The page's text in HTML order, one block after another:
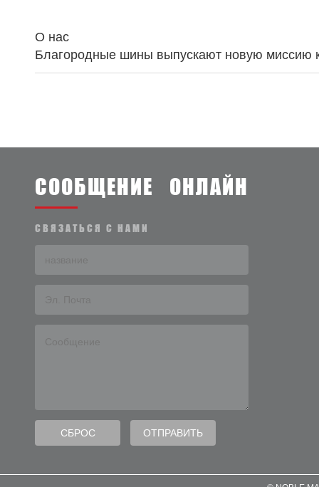
О нас
Благородные шины выпускают новую миссию
СООБЩЕНИЕ ОНЛАЙН
СВЯЗАТЬСЯ С НАМИ